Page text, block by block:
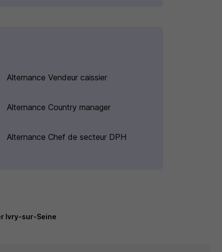
Alternance Vendeur caissier
Alternance Country manager
Alternance Chef de secteur DPH
Ivry-sur-Seine